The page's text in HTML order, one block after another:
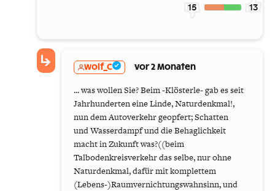
15 13
wolf_C vor 2 Monaten
... was wollen Sie? Beim -Klösterle- gab es seit
Jahrhunderten eine Linde, Naturdenkmal!,
nun dem Autoverkehr geopfert; Schatten
und Wasserdampf und die Behaglichkeit
macht in Zukunft was?((beim
Talbodenkreisverkehr das selbe, nur ohne
Naturdenkmal, dafür mit komplettem
(Lebens-)Raumvernichtungswahnsinn, und